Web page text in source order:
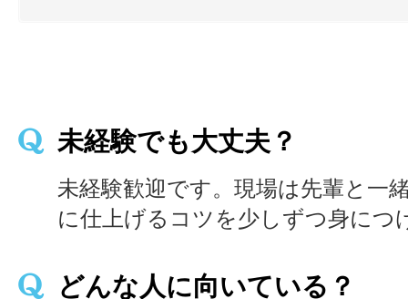
未経験でも大丈夫？
未経験歓迎です。現場は先輩と一
に仕上げるコツを少しずつ身につ
どんな人に向いている？